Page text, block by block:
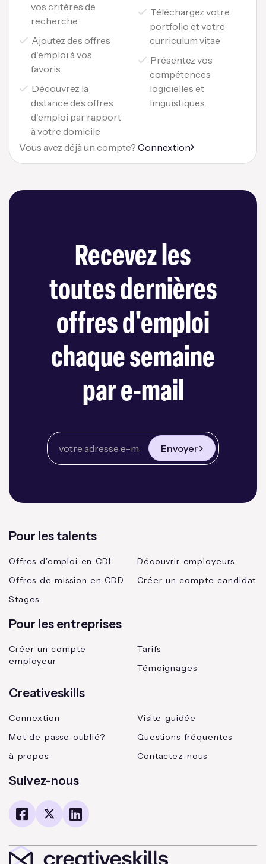
vos critères de
recherche
Ajoutez des offres
d'emploi à vos
favoris
Découvrez la
distance des offres
d'emploi par rapport
à votre domicile
Téléchargez votre
portfolio et votre
curriculum vitae
Présentez vos
compétences
logicielles et
linguistiques.
Vous avez déjà un compte? Connextion
Recevez les
toutes dernières
offres d'emploi
chaque semaine
par e-mail
Envoyer
Pour les talents
Offres d'emploi en CDI
Offres de mission en CDD
Stages
Découvrir employeurs
Créer un compte candidat
Pour les entreprises
Créer un compte
employeur
Tarifs
Témoignages
Creativeskills
Connextion
Mot de passe oublié?
à propos
Visite guidée
Questions fréquentes
Contactez-nous
Suivez-nous